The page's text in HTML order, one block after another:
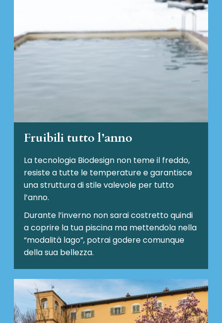
Fruibili tutto l’anno
La tecnologia Biodesign non teme il freddo,
resiste a tutte le temperature e garantisce
una struttura di stile valevole per tutto
l’anno.
Durante l’inverno non sarai costretto quindi
a coprire la tua piscina ma mettendola nella
“modalità lago”, potrai godere comunque
della sua bellezza.